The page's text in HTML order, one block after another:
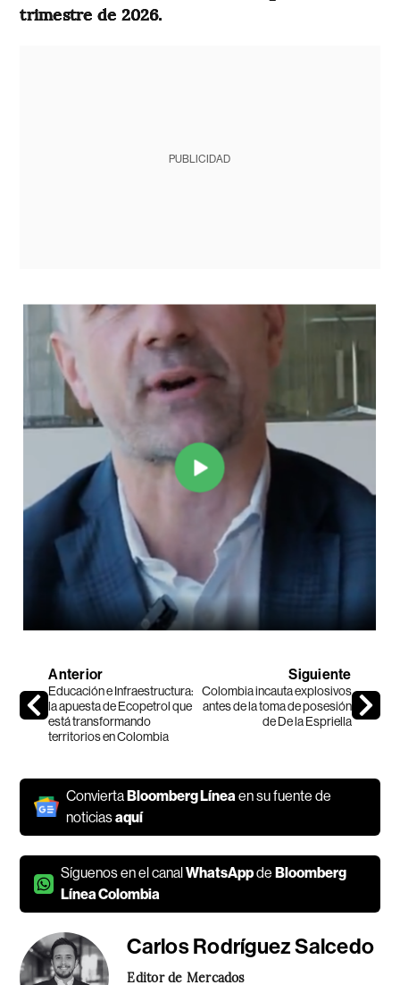
trimestre de 2026.
PUBLICIDAD
Anterior
Educación e Infraestructura:
la apuesta de Ecopetrol que
está transformando
territorios en Colombia
Siguiente
Colombia incauta explosivos
antes de la toma de posesión
de De la Espriella
ConviertaBloomberg Línea en su fuente de
noticiasaquí
Síguenos en el canalWhatsAppdeBloomberg
Línea Colombia
Carlos Rodríguez Salcedo
Editor de Mercados